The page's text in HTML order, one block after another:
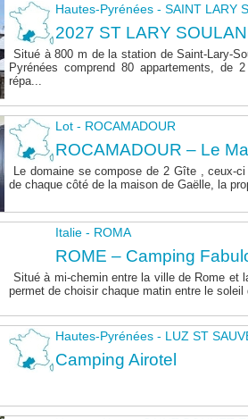
Hautes-Pyrénées - SAINT LARY
2027 ST LARY SOULAN
Situé à 800 m de la station de Saint-Lary-
Pyrénées comprend 80 appartements, de
répa...
Lot - ROCAMADOUR
ROCAMADOUR – Le
Le domaine se compose de 2 Gîte , ceux-
de chaque côté de la maison de Gaëlle, la
Italie - ROMA
ROME – Camping
Situé à mi-chemin entre la ville de Rome et
permet de choisir chaque matin entre le soleil
Hautes-Pyrénées - LUZ ST
Camping Airotel